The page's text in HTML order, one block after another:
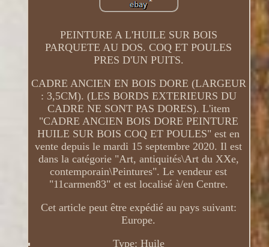
PEINTURE A L'HUILE SUR BOIS
PARQUETE AU DOS. COQ ET POULES
PRES D'UN PUITS.
CADRE ANCIEN EN BOIS DORE (LARGEUR
: 3,5CM). (LES BORDS EXTERIEURS DU
CADRE NE SONT PAS DORES). L'item
"CADRE ANCIEN BOIS DORE PEINTURE
HUILE SUR BOIS COQ ET POULES" est en
vente depuis le mardi 15 septembre 2020. Il est
dans la catégorie "Art, antiquités\Art du XXe,
contemporain\Peintures". Le vendeur est
"11carmen83" et est localisé à/en Centre.
Cet article peut être expédié au pays suivant:
Europe.
Type: Huile